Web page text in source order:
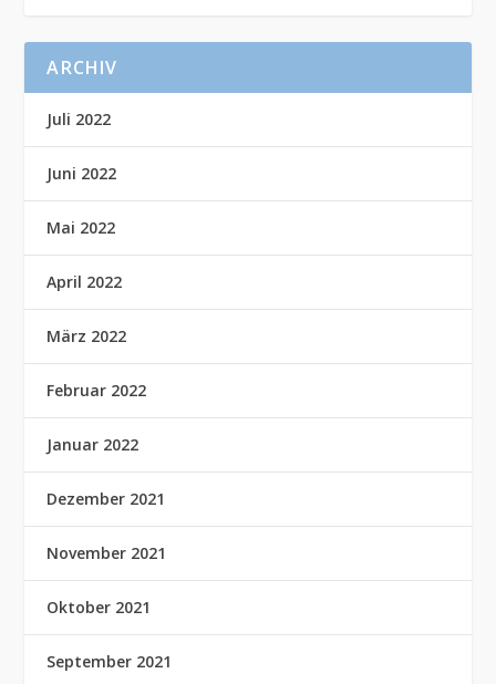
ARCHIV
Juli 2022
Juni 2022
Mai 2022
April 2022
März 2022
Februar 2022
Januar 2022
Dezember 2021
November 2021
Oktober 2021
September 2021